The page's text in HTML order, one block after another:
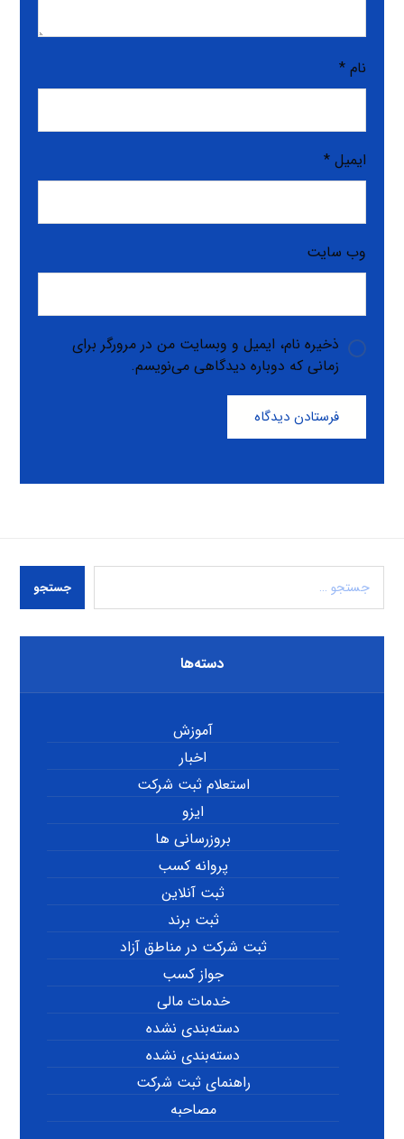
نام*
ایمیل*
وب‌ سایت
ذخیره نام، ایمیل و وبسایت من در مرورگر برای
زمانی که دوباره دیدگاهی می‌نویسم.
فرستادن دیدگاه
جستجو
دسته‌ها
آموزش
اخبار
استعلام ثبت شرکت
ایزو
بروزرسانی ها
پروانه کسب
ثبت آنلاین
ثبت برند
ثبت شرکت در مناطق آزاد
جواز کسب
خدمات مالی
دسته‌بندی نشده
دسته‌بندی نشده
راهنمای ثبت شرکت
مصاحبه